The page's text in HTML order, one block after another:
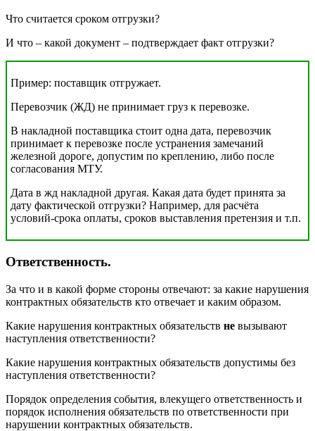
Что считается сроком отгрузки?
И что – какой документ – подтверждает факт отгрузки?
Пример: поставщик отгружает.
Перевозчик (ЖД) не принимает груз к перевозке.
В накладной поставщика стоит одна дата, перевозчик
принимает к перевозке после устранения замечаний
железной дороге, допустим по креплению, либо после
согласования МТУ.
Дата в жд накладной другая. Какая дата будет принята за
дату фактической отгрузки? Например, для расчёта
условий-срока оплаты, сроков выставления претензия и т.п.
Ответственность.
За что и в какой форме стороны отвечают: за какие нарушения
контрактных обязательств кто отвечает и каким образом.
Какие нарушения контрактных обязательств не вызывают
наступления ответственности?
Какие нарушения контрактных обязательств допустимы без
наступления ответственности?
Порядок определения события, влекущего ответственность и
порядок исполнения обязательств по ответственности при
нарушении контрактных обязательств.